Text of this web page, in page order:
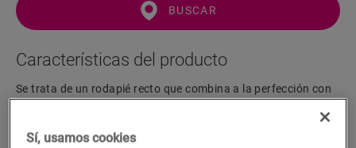
BUSCAR
Características del producto
Se trata de un rodapié recto que combina a la perfección con
One4All. Para lograr un acabado hermético, le sugerimos que
lo combine con la tira de espuma, el Hydrokit y el Hydrostrip.
Sí, usamos cookies